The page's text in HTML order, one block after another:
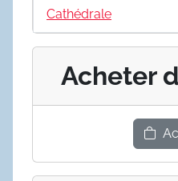
Cathédrale
Acheter